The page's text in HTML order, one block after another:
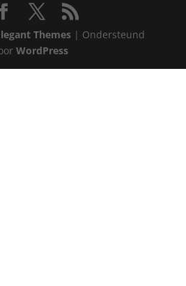
Themes| Ondersteund
WordPress